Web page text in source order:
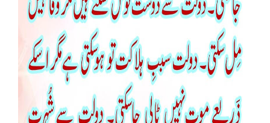
Volunteer Portal
Donation
Magazine